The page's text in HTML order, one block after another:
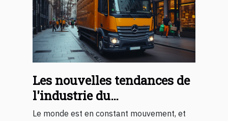
Les nouvelles tendances de
l'industrie du
déménagement
Le monde est en constant mouvement, et